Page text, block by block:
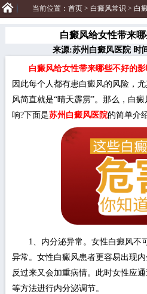
当前位置： 首页> 白癜风常识 > 白
白癜风给女性带来
来源:苏州白癜风医院 时
白癜风给女性带来哪些不好的影
因此每个人都有患白癜风的风险，
风简直就是“晴天霹雳”。那么，白
响?下面是苏州白癜风医院的简单介
1、内分泌异常。女性白癜风不
异常。女性白癜风患者更容易出现
反过来又会加重病情。此时女性应
等方法进行内分泌调节。